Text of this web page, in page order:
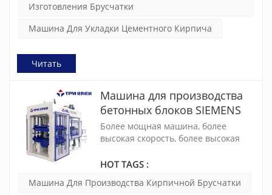
Изготовления Брусчатки
Машина Для Укладки Цементного Кирпича
Читать
Машина для производства
бетонных блоков SIEMENS
PLC TPM10000
Более мощная машина, более
высокая скорость, более высокая
это чрезвычайно зрелая,
для производства бетонных блоков.
HOT TAGS :
Машина Для Производства Кирпичной Брусчатки